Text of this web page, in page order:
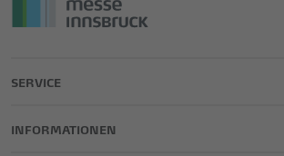
SERVICE
INFORMATIONEN